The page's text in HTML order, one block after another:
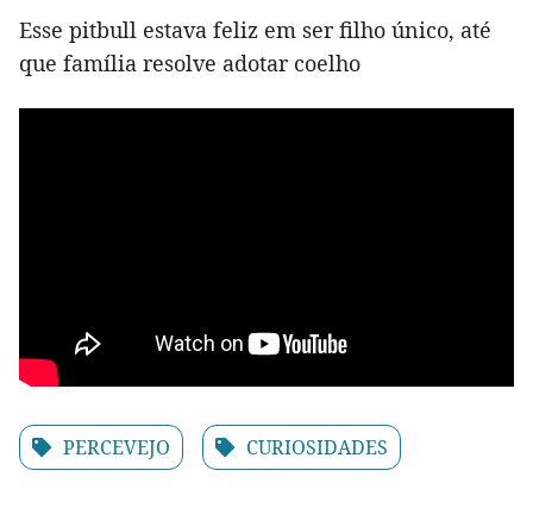
Esse pitbull estava feliz em ser filho único, até
que família resolve adotar coelho
PERCEVEJO CURIOSIDADES